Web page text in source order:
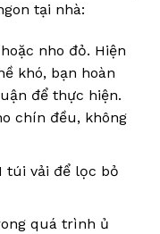
tại nhà:
nho đỏ. Hiện
khó, bạn hoàn
để thực hiện.
chín đều, không
túi vải để lọc bỏ
quá trình ủ